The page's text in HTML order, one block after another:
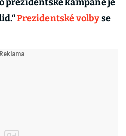
Prezidentské volbyse